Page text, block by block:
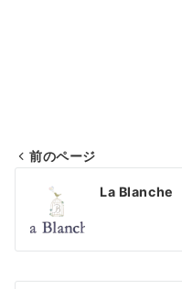
ナ
ビ
前のページ
La Blanche